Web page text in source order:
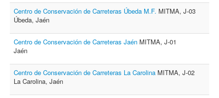
Centro de Conservación de Carreteras Úbeda M.F. MITMA, J-03
Úbeda, Jaén
Centro de Conservación de Carreteras Jaén MITMA, J-01
Jaén
Centro de Conservación de Carreteras La Carolina MITMA, J-02
La Carolina, Jaén